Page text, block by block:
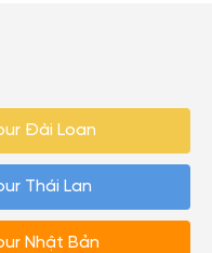
Đài Loan
Thái Lan
Nhật Bản